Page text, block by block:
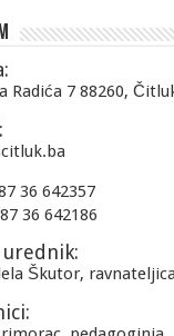
Radića 7 88260,
36 642357
36 642186
urednik:
Škutor,